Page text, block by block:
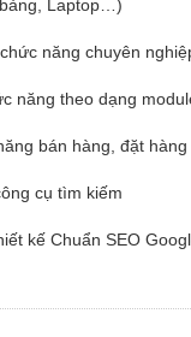
Laptop…)
năng chuyên
năng theo dạng
bán hàng, đặt
cụ tìm kiếm
kế Chuẩn SEO